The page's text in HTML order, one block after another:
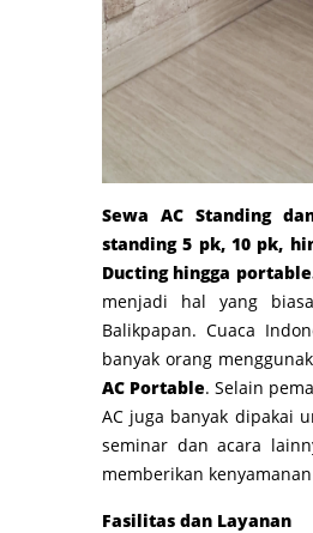
Sewa AC Standing
standing 5 pk, 10 pk,
Ducting hingga
menjadi hal yang
Balikpapan. Cuaca
banyak orang
AC Portable. Selain
AC juga banyak dipakai
seminar dan acara
memberikan
Fasilitas dan Layanan